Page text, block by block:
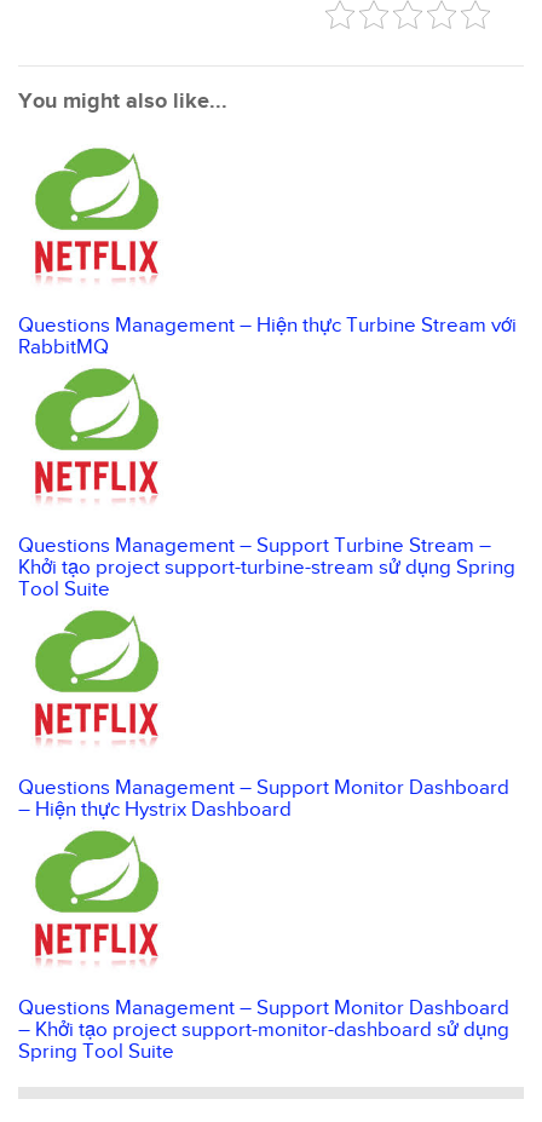
You might also like...
Questions Management – Hiện thực Turbine Stream với
RabbitMQ
Questions Management – Support Turbine Stream –
Khởi tạo project support-turbine-stream sử dụng Spring
Tool Suite
Questions Management – Support Monitor Dashboard
– Hiện thực Hystrix Dashboard
Questions Management – Support Monitor Dashboard
– Khởi tạo project support-monitor-dashboard sử dụng
Spring Tool Suite